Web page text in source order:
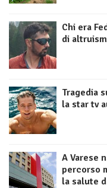
Chi era
di
Tragedia
la star tv
A Varese
percorso
la salute